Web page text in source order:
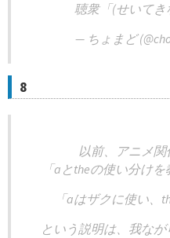
聴衆「(せいて
— ちょまど
8
以前、アニメ
「aとtheの使い分け
「aはザクに使い、
という説明は、我な